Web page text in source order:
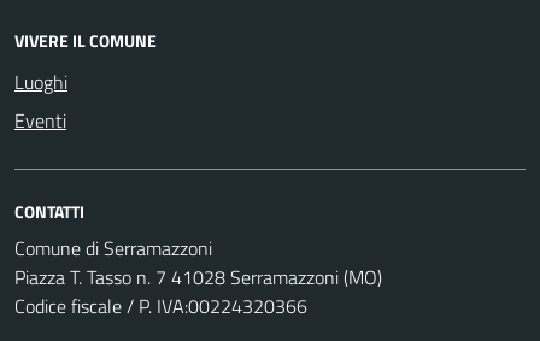
VIVERE IL COMUNE
Luoghi
Eventi
CONTATTI
Comune di Serramazzoni
Piazza T. Tasso n. 7 41028 Serramazzoni (MO)
Codice fiscale / P. IVA:00224320366